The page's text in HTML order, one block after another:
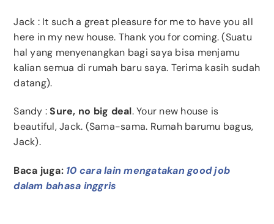
Jack : It such a great pleasure for me to have you all
here in my new house. Thank you for coming. (Suatu
hal yang menyenangkan bagi saya bisa menjamu
kalian semua di rumah baru saya. Terima kasih sudah
datang).
Sandy :Sure, no big deal. Your new house is
beautiful, Jack. (Sama-sama. Rumah barumu bagus,
Jack).
Baca juga: 10 cara lain mengatakan good job
dalam bahasa inggris